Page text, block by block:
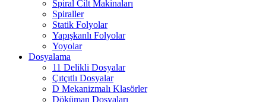
Spiral Cilt Makinaları
Spiraller
Statik Folyolar
Yapışkanlı Folyolar
Yoyolar
Dosyalama
11 Delikli Dosyalar
Çıtçıtlı Dosyalar
D Mekanizmalı Klasörler
Döküman Dosyaları